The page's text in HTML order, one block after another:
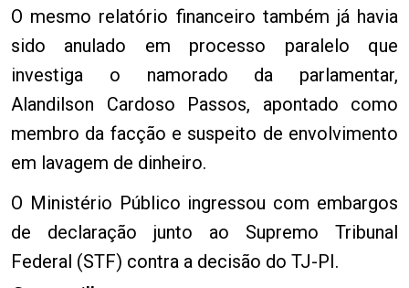
O mesmo relatório financeiro também já havia
sido anulado em processo paralelo que
investiga o namorado da parlamentar,
Alandilson Cardoso Passos, apontado como
membro da facção e suspeito de envolvimento
em lavagem de dinheiro.
O Ministério Público ingressou com embargos
de declaração junto ao Supremo Tribunal
Federal (STF) contra a decisão do TJ-PI.